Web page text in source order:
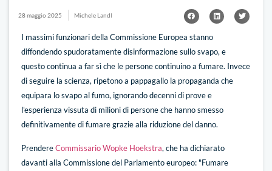
28 maggio 2025 Michele Landl
I massimi funzionari della Commissione Europea stanno
diffondendo spudoratamente disinformazione sullo svapo, e
questo continua a far sì che le persone continuino a fumare. Invece
di seguire la scienza, ripetono a pappagallo la propaganda che
equipara lo svapo al fumo, ignorando decenni di prove e
l'esperienza vissuta di milioni di persone che hanno smesso
definitivamente di fumare grazie alla riduzione del danno.
PrendereCommissario Wopke Hoekstra, che ha dichiarato
davanti alla Commissione del Parlamento europeo: "Fumare